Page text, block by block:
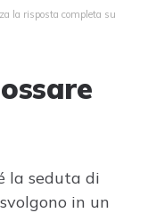
la risposta completa su
la seduta di
in un